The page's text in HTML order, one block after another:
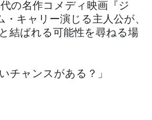
の名作コメディ映画『ジ
キャリー演じる主人公が、
結ばれる可能性を尋ねる場
チャンスがある？」